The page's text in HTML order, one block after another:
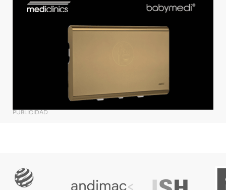
PUBLICIDAD